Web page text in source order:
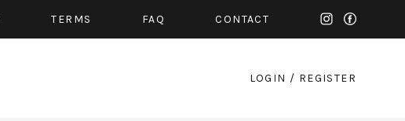
TERMS FAQ CONTACT
LOGIN / REGISTER